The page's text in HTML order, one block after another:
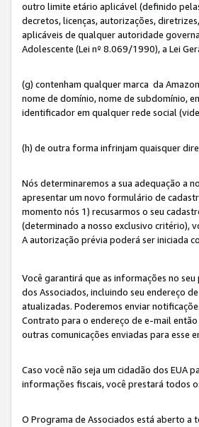
outro limite etário aplicável (definido
decretos, licenças, autorizações,
aplicáveis de qualquer autoridade
Adolescente (Lei nº 8.069/1990), a Lei
(g) contenham qualquer marca da
nome de domínio, nome de subdomínio,
identificador em qualquer rede social
(h) de outra forma infrinjam quaisquer
Nós determinaremos a sua adequação a
apresentar um novo formulário de
momento nós 1) recusarmos o seu
(determinado a nosso exclusivo critério),
A autorização prévia poderá ser iniciada
Você garantirá que as informações no
dos Associados, incluindo seu endereço
atualizadas. Poderemos enviar
Contrato para o endereço de e-mail
outras comunicações enviadas para esse
Caso você não seja um cidadão dos EUA
informações fiscais, você prestará todos
O Programa de Associados está aberto a